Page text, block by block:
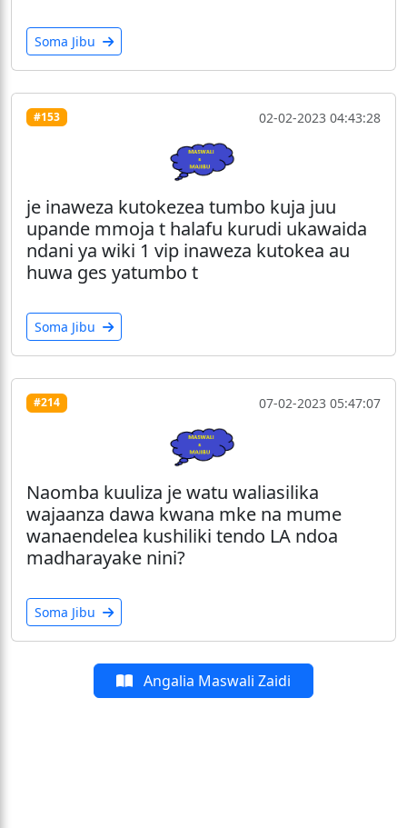
Soma Jibu
#153 02-02-2023 04:43:28
je inaweza kutokezea tumbo kuja juu
upande mmoja t halafu kurudi ukawaida
ndani ya wiki 1 vip inaweza kutokea au
huwa ges yatumbo t
Soma Jibu
#214 07-02-2023 05:47:07
Naomba kuuliza je watu waliasilika
wajaanza dawa kwana mke na mume
wanaendelea kushiliki tendo LA ndoa
madharayake nini?
Soma Jibu
Angalia Maswali Zaidi